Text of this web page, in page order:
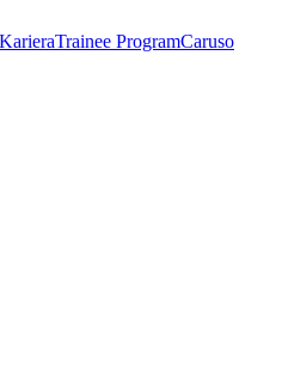
KarieraTrainee ProgramCaruso